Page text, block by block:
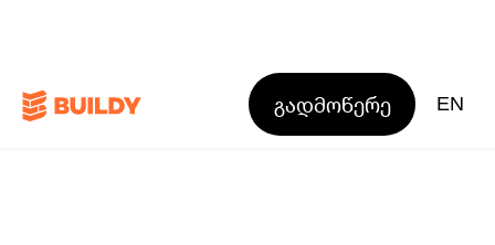
გადმოწერე EN